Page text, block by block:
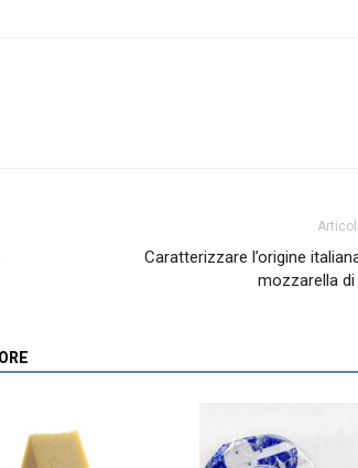
Caratterizzare l’origine
mozzarella di